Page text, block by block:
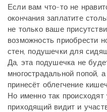
Если вам что-то не
окончания заплатите
не только ваше
возможность приобрести
стен, подушечки для
Да, эта подушечка не
многострадальной попой,
принесёт облегчение
Но именно так
приходящий видит и